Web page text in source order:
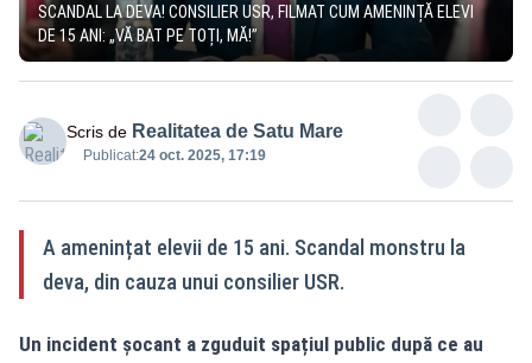
SCANDAL LA DEVA! CONSILIER USR, FILMAT CUM AMENINȚĂ ELEVI
DE 15 ANI: „VĂ BAT PE TOȚI, MĂ!”
Scris de Realitatea de Satu Mare
Publicat:24 oct. 2025, 17:19
A amenințat elevii de 15 ani. Scandal monstru la
deva, din cauza unui consilier USR.
Un incident șocant a zguduit spațiul public după ce au